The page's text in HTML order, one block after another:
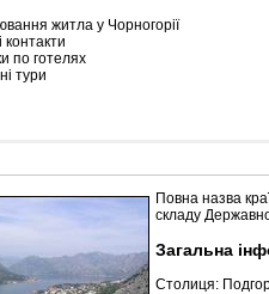
житла у Чорногорії
контакти
по готелях
тури
інформації про готель на
інформації і цін на вимогу
відвідувачів
Повна назва
складу
Загальна
Столиця: